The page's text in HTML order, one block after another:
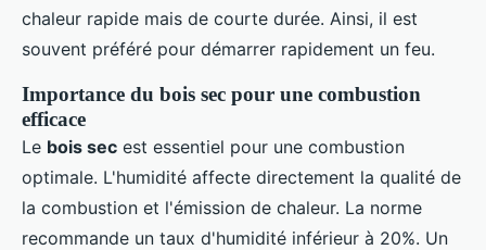
chaleur rapide mais de courte durée. Ainsi, il est
souvent préféré pour démarrer rapidement un feu.
Importance du bois sec pour une combustion
efficace
Le bois sec est essentiel pour une combustion
optimale. L'humidité affecte directement la qualité de
la combustion et l'émission de chaleur. La norme
recommande un taux d'humidité inférieur à 20%. Un